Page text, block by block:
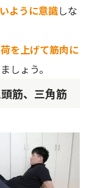
ように意識しな
を上げて筋肉に
しょう。
筋、三角筋